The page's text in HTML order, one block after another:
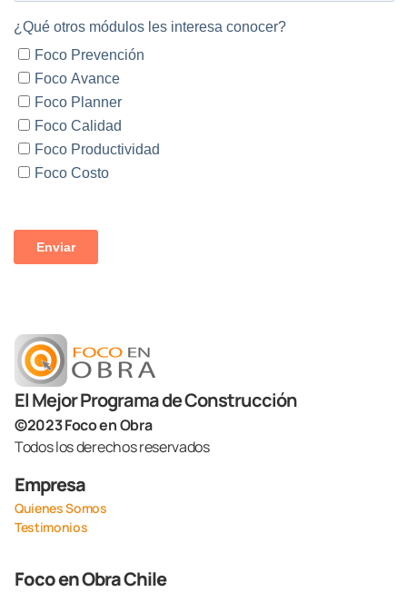
El Mejor Programa de Construcción
©2023 Foco en Obra
Todos los derechos reservados
Empresa
Quienes Somos
Testimonios
Foco en Obra Chile